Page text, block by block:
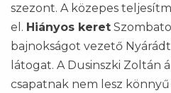
szezont. A közepes
el. Hiányos keret
bajnokságot vezető
látogat. A Dusinszki Zoltán
csapatnak nem lesz